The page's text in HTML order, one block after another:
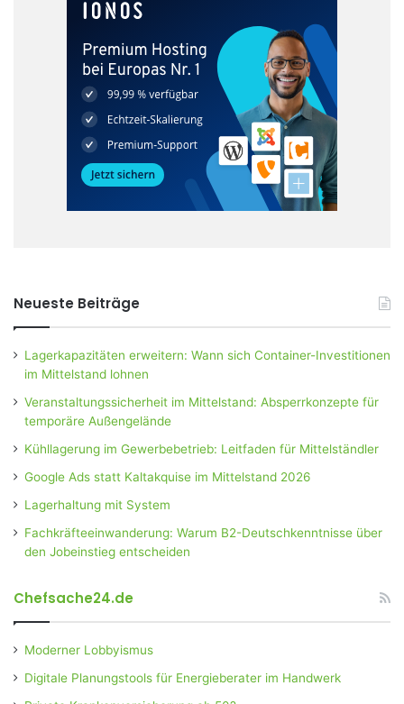
Neueste Beiträge
Lagerkapazitäten erweitern: Wann sich Container-Investitionen
im Mittelstand lohnen
Veranstaltungssicherheit im Mittelstand: Absperrkonzepte für
temporäre Außengelände
Kühllagerung im Gewerbebetrieb: Leitfaden für Mittelständler
Google Ads statt Kaltakquise im Mittelstand 2026
Lagerhaltung mit System
Fachkräfteeinwanderung: Warum B2-Deutschkenntnisse über
den Jobeinstieg entscheiden
Chefsache24.de
Moderner Lobbyismus
Digitale Planungstools für Energieberater im Handwerk